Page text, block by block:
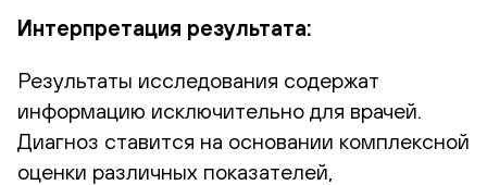
Интерпретация результата:
Результаты исследования содержат
информацию исключительно для врачей.
Диагноз ставится на основании комплексной
оценки различных показателей,